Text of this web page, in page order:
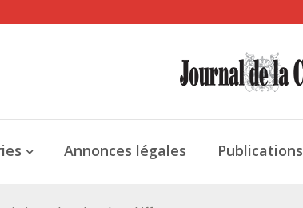
Annonces légales Publications